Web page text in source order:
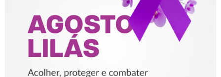
AGOSTO LILÁS – ACOLHER,
PROTEGER E COMBATER A
VIOLÊNCIA CONTRA A
MULHER